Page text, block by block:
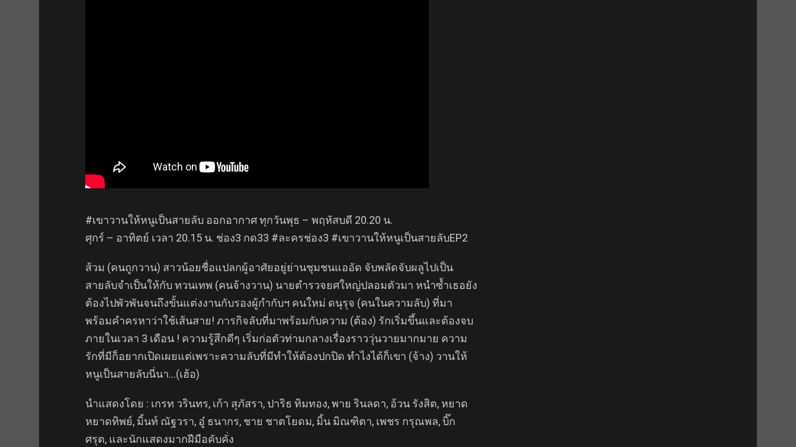
#เขาวานให้หนูเป็นสายลับ ออกอากาศ ทุกวันพุธ – พฤหัสบดี 20.20 น.
ศุกร์ – อาทิตย์ เวลา 20.15 น. ช่อง3 กด33 #ละครช่อง3 #เขาวานให้หนูเป็นสายลับEP2
ส้วม (คนถูกวาน) สาวน้อยชื่อแปลกผู้อาศัยอยู่ย่านชุมชนแออัด จับพลัดจับผลูไปเป็น
สายลับจำเป็นให้กับ ทวนเทพ (คนจ้างวาน) นายตำรวจยศใหญ่ปลอมตัวมา หนำซ้ำเธอยัง
ต้องไปพัวพันจนถึงขั้นแต่งงานกับรองผู้กำกับฯ คนใหม่ ดนุรุจ (คนในความลับ) ที่มา
พร้อมคำครหาว่าใช้เส้นสาย! ภารกิจลับที่มาพร้อมกับความ (ต้อง) รักเริ่มขึ้นและต้องจบ
ภายในเวลา 3 เดือน ! ความรู้สึกดีๆ เริ่มก่อตัวท่ามกลางเรื่องราววุ่นวายมากมาย ความ
รักที่มีก็อยากเปิดเผยแต่เพราะความลับที่มีทำให้ต้องปกปิด ทำไงได้ก็เขา (จ้าง) วานให้
หนูเป็นสายลับนี่นา…(เฮ้อ)
นำแสดงโดย : เกรท วรินทร, เก้า สุภัสรา, ปาริธ ทิมทอง, พาย รินลดา, อ้วน รังสิต, หยาด
หยาดทิพย์, มิ้นท์ ณัฐวรา, อู๋ ธนากร, ชาย ชาตโยดม, มิ้น มิณฑิตา, เพชร กรุณพล, บิ๊ก
ศรุต, และนักแสดงมากฝีมือคับคั่ง